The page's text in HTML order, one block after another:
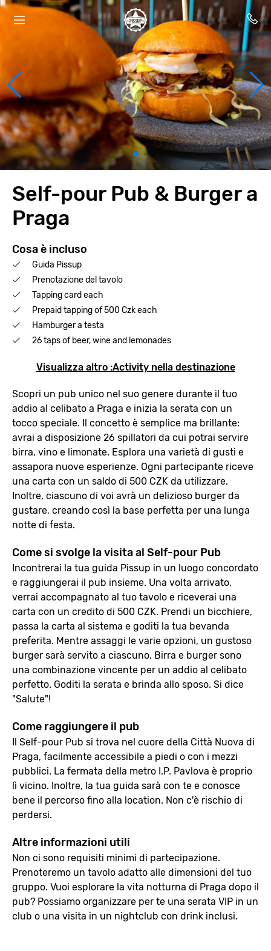
Self-pour Pub & Burger a
Praga
Cosa è incluso
Guida Pissup
Prenotazione del tavolo
Tapping card each
Prepaid tapping of 500 Czk each
Hamburger a testa
26 taps of beer, wine and lemonades
Visualizza altro :Activity nella destinazione
Scopri un pub unico nel suo genere durante il tuo
addio al celibato a Praga e inizia la serata con un
tocco speciale. Il concetto è semplice ma brillante:
avrai a disposizione 26 spillatori da cui potrai servire
birra, vino e limonate. Esplora una varietà di gusti e
assapora nuove esperienze. Ogni partecipante riceve
una carta con un saldo di 500 CZK da utilizzare.
Inoltre, ciascuno di voi avrà un delizioso burger da
gustare, creando così la base perfetta per una lunga
notte di festa.
Come si svolge la visita al Self-pour Pub
Incontrerai la tua guida Pissup in un luogo concordato
e raggiungerai il pub insieme. Una volta arrivato,
verrai accompagnato al tuo tavolo e riceverai una
carta con un credito di 500 CZK. Prendi un bicchiere,
passa la carta al sistema e goditi la tua bevanda
preferita. Mentre assaggi le varie opzioni, un gustoso
burger sarà servito a ciascuno. Birra e burger sono
una combinazione vincente per un addio al celibato
perfetto. Goditi la serata e brinda allo sposo. Si dice
"Salute"!
Come raggiungere il pub
Il Self-pour Pub si trova nel cuore della Città Nuova di
Praga, facilmente accessibile a piedi o con i mezzi
pubblici. La fermata della metro I.P. Pavlova è proprio
lì vicino. Inoltre, la tua guida sarà con te e conosce
bene il percorso fino alla location. Non c'è rischio di
perdersi.
Altre informazioni utili
Non ci sono requisiti minimi di partecipazione.
Prenoteremo un tavolo adatto alle dimensioni del tuo
gruppo. Vuoi esplorare la vita notturna di Praga dopo il
pub? Possiamo organizzare per te una serata VIP in un
club o una visita in un nightclub con drink inclusi.